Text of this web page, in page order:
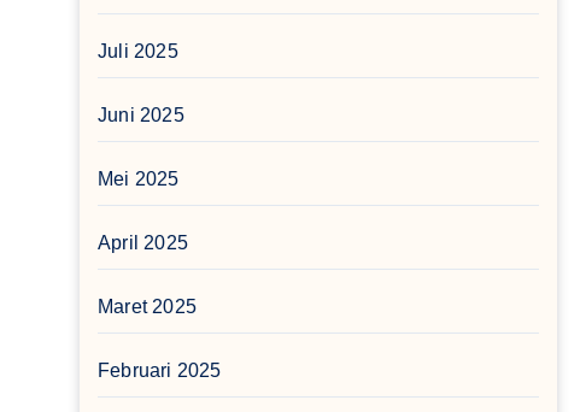
Juli 2025
Juni 2025
Mei 2025
April 2025
Maret 2025
Februari 2025